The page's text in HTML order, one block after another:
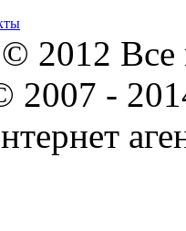
© 2012 Все
2007 -